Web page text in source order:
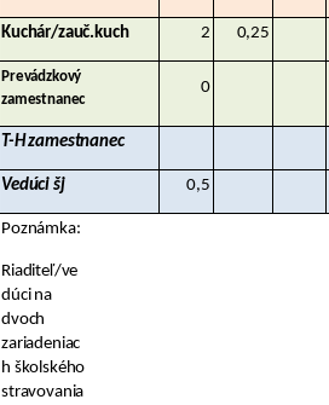
Kuchár/zauč.kuch 2 0,25
Prevádzkový
zamestnanec
0
T-H zamestnanec
Vedúci šj 0,5
Poznámka:
Riaditeľ/ve
dúci na
dvoch
zariadeniac
h školského
stravovania